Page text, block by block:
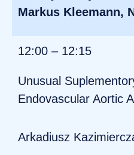
Markus Kleemann,
12:00 – 12:15
Unusual
Endovascular Aortic
Arkadiusz